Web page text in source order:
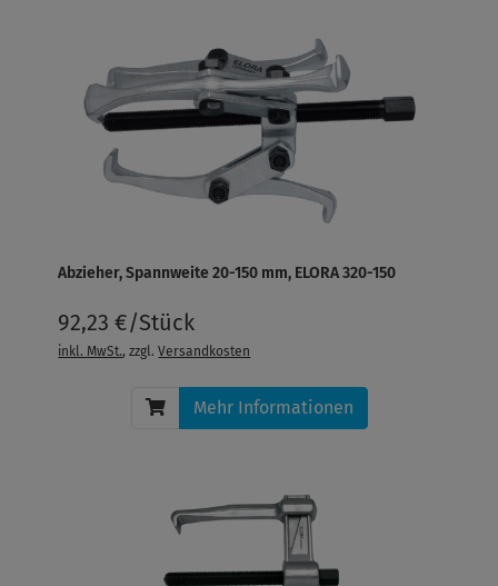
Abzieher, Spannweite 20-150 mm, ELORA 320-150
92,23 €/Stück
inkl. MwSt., zzgl.Versandkosten
Mehr Informationen